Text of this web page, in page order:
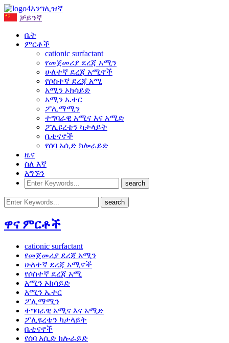
እንግሊዝኛ
ቻይንኛ
ቤት
ምርቶች
cationic surfactant
የመጀመሪያ ደረጃ አሚን
ሁለተኛ ደረጃ አሚኖች
የሶስተኛ ደረጃ አሚ
አሚን ኦክሳይድ
አሚን ኤተር
ፖሊማሚን
ተግባራዊ አሚና እና አሚድ
ፖሊዩረቴን ካታላይት
ቤቲናኖች
የሰባ አሲድ ክሎራይድ
ዜና
ስለ እኛ
አግኙን
ዋና ምርቶች
cationic surfactant
የመጀመሪያ ደረጃ አሚን
ሁለተኛ ደረጃ አሚኖች
የሶስተኛ ደረጃ አሚ
አሚን ኦክሳይድ
አሚን ኤተር
ፖሊማሚን
ተግባራዊ አሚና እና አሚድ
ፖሊዩረቴን ካታላይት
ቤቲናኖች
የሰባ አሲድ ክሎራይድ